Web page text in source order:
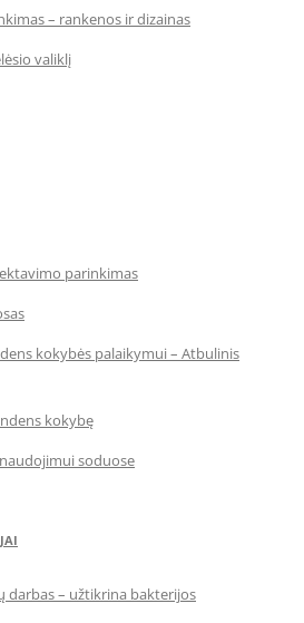
– rankenos ir dizainas
valiklį
parinkimas
kokybės palaikymui – Atbulinis
kokybę
soduose
darbas – užtikrina bakterijos